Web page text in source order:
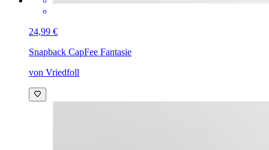
24,99 €
Snapback CapFee Fantasie
von Vriedfoll